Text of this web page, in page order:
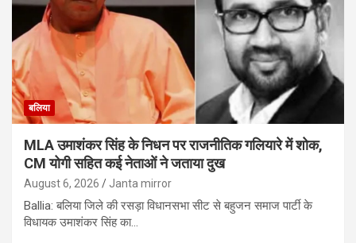
बलिया
MLA उमाशंकर सिंह के निधन पर राजनीतिक गलियारे में शोक,
CM योगी सहित कई नेताओं ने जताया दुख
August 6, 2026 Janta mirror
Ballia: बलिया जिले की रसड़ा विधानसभा सीट से बहुजन समाज पार्टी के
विधायक उमाशंकर सिंह का…